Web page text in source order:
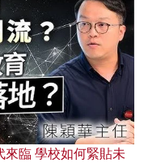
臨 學校如何緊貼未